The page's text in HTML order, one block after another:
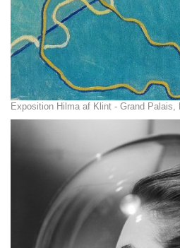
Exposition Hilma af Klint - Grand Palais,